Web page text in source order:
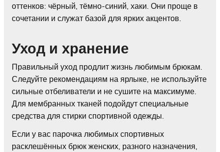
оттенков: чёрный, тёмно-синий, хаки. Они проще в
сочетании и служат базой для ярких акцентов.
Уход и хранение
Правильный уход продлит жизнь любимым брюкам.
Следуйте рекомендациям на ярлыке, не используйте
сильные отбеливатели и не сушите на максимуме.
Для мембранных тканей подойдут специальные
средства для стирки спортивной одежды.
Если у вас парочка любимых спортивных
расклешённых брюк женских, разного назначения,